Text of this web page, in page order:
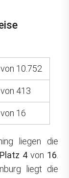
von 10.752
von 413
von 16
liegen die
Platz 4 von 16
liegt die